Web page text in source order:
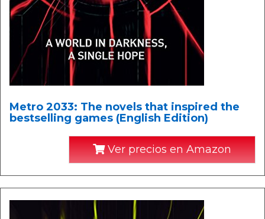
Metro 2033: The novels that inspired the
bestselling games (English Edition)
Ver precios en Amazon